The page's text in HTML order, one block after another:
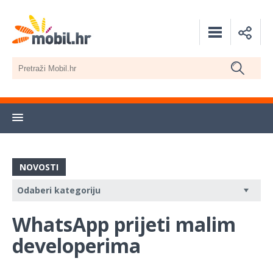
NOVOSTI
WhatsApp prijeti malim
developerima